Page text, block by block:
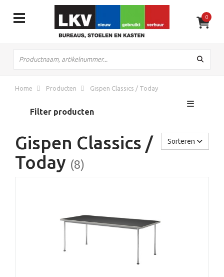
0
Flexibelehuurperiode
Home Producten Gispen Classics / Today
Filter producten
Sorteren
Gispen Classics /
Today (8)